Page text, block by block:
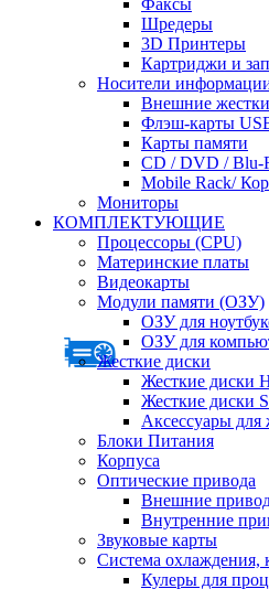
Факсы
Шредеры
3D Принтеры
Картриджи и
Носители
Внешние
Флэш-карты
Карты памяти
CD / DVD / Blu-
Mobile Rack/
Мониторы
КОМПЛЕКТУЮЩИЕ
Процессоры (CPU)
Материнские платы
Видеокарты
Модули памяти (ОЗУ)
ОЗУ для
ОЗУ для
Жесткие диски
Жесткие диски
Жесткие диски
Аксессуары для
Блоки Питания
Корпуса
Оптические привода
Внешние
Внутренние
Звуковые карты
Система охлаждения,
Кулеры для